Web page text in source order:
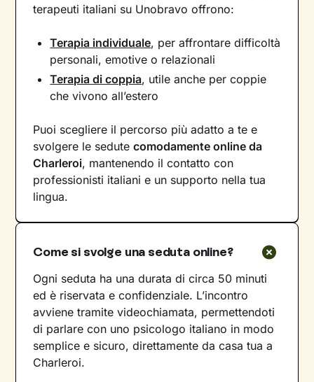
terapeuti italiani su Unobravo offrono:
Terapia individuale, per affrontare difficoltà
personali, emotive o relazionali
Terapia di coppia, utile anche per coppie
che vivono all’estero
Puoi scegliere il percorso più adatto a te e
svolgere le sedutecomodamente online da
Charleroi, mantenendo il contatto con
professionisti italiani e un supporto nella tua
lingua.
Come si svolge una seduta online?
Ogni seduta ha una durata di circa 50 minuti
ed è riservata e confidenziale. L’incontro
avviene tramite videochiamata, permettendoti
di parlare con uno psicologo italiano in modo
semplice e sicuro, direttamente da casa tua a
Charleroi.